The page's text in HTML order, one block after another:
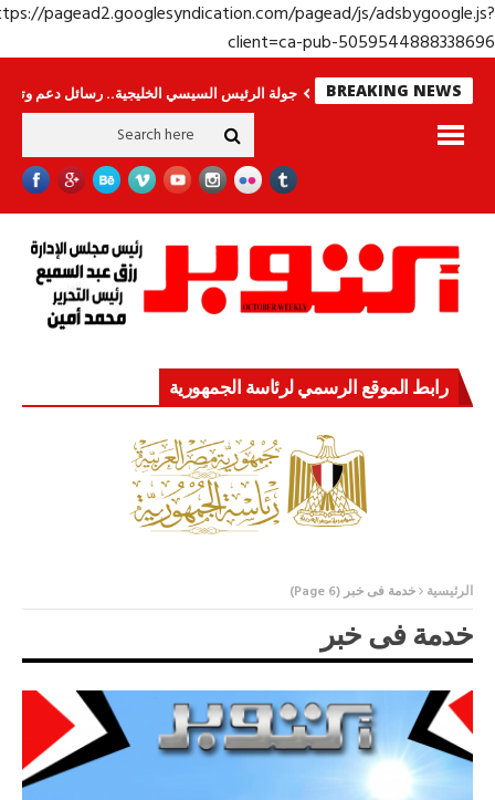
https://pagead2.googlesyndication.com/pagead/js/
client=ca-pub-
BREAKING NEWS
وحراس لا ينامون جولة الرئيس السيسي الخليجية.. رسائل دعم وتضامن
رابط الموقع الرسمي لرئاسة الجمهورية
الرئيسية خدمة فى خبر(Page 6)
خدمة فى خبر